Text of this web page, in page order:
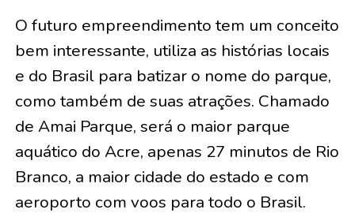
O futuro empreendimento tem um conceito
bem interessante, utiliza as histórias locais
e do Brasil para batizar o nome do parque,
como também de suas atrações. Chamado
de Amai Parque, será o maior parque
aquático do Acre, apenas 27 minutos de Rio
Branco, a maior cidade do estado e com
aeroporto com voos para todo o Brasil.